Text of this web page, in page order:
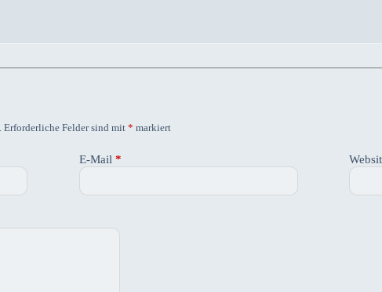
Erforderliche Felder sind mit * markiert
E-Mail *